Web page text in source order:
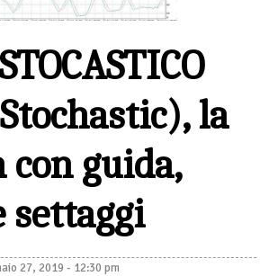
la
con guida,
settaggi
27, 2019 - 12:30 pm